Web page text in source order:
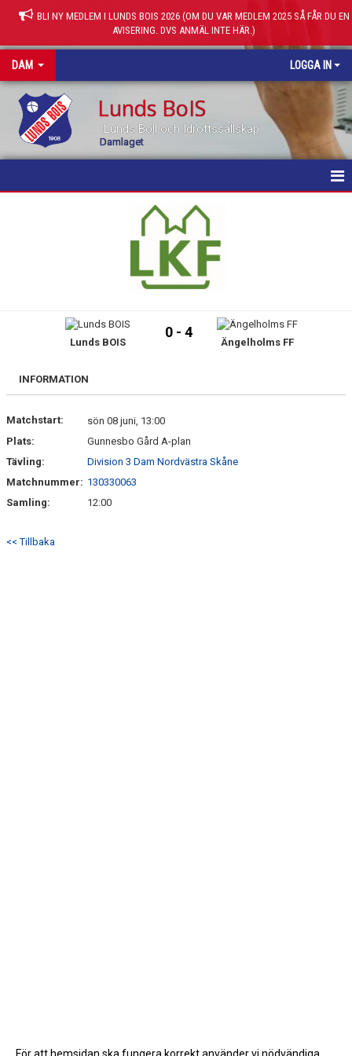
BLI NY MEDLEM I LUNDS BOIS 2026 (OM DU VAR MEDLEM 2025 SÅ FÅR DU EN
AVISERING. DVS ANMÄL INTE HÄR.)
DAM LOGGA IN
Lunds BoIS
Lunds Boll och Idrottssällskap
Damlaget
BILDGALLERI
KONTAKT
Lunds BOIS
0 - 4
Ängelholms FF
INFORMATION
Matchstart:
sön 08 juni, 13:00
Plats:
Gunnesbo Gård A-plan
Tävling:
Division 3 Dam Nordvästra Skåne
Matchnummer: 130330063
Samling:
12:00
<< Tillbaka